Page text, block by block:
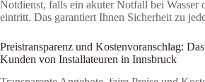
Notdienst, falls ein akuter Notfall bei Wasser
eintritt. Das garantiert Ihnen Sicherheit zu
Preistransparenz und Kostenvoranschlag:
Kunden von Installateuren in Innsbruck